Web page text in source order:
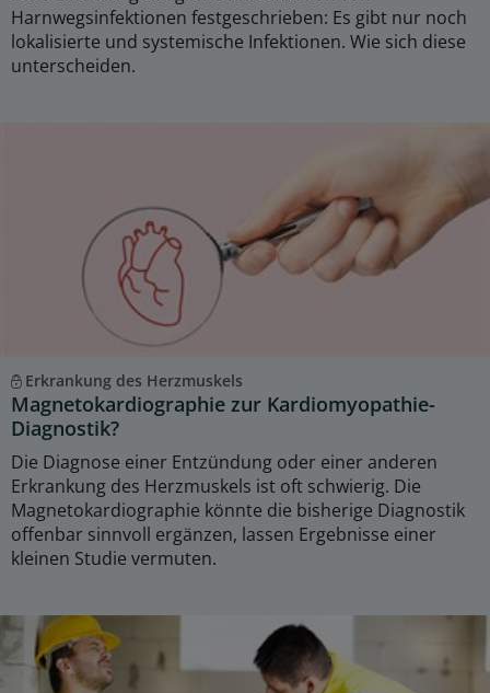
Harnwegsinfektionen festgeschrieben: Es gibt nur noch
lokalisierte und systemische Infektionen. Wie sich diese
unterscheiden.
Erkrankung des Herzmuskels
Magnetokardiographie zur Kardiomyopathie-
Diagnostik?
Die Diagnose einer Entzündung oder einer anderen
Erkrankung des Herzmuskels ist oft schwierig. Die
Magnetokardiographie könnte die bisherige Diagnostik
offenbar sinnvoll ergänzen, lassen Ergebnisse einer
kleinen Studie vermuten.